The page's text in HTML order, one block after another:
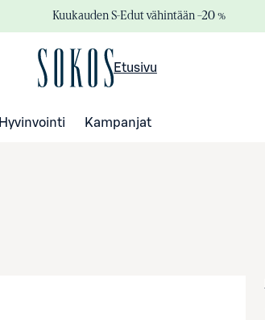
Kuukauden S-Edut vähintään –20 %
Etusivu
Hyvinvointi Kampanjat